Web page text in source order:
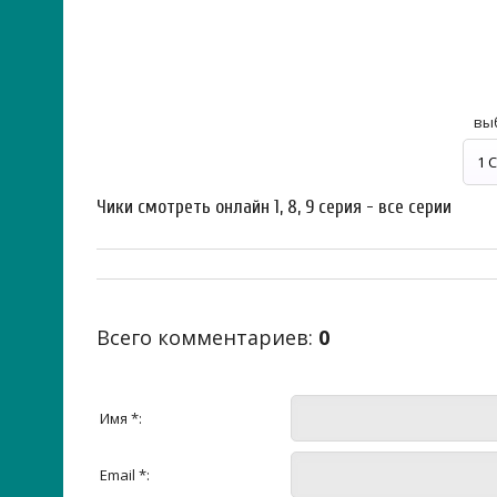
Чики смотреть онлайн 1, 8, 9 серия - все серии
Всего комментариев: 0
Имя *:
Email *: